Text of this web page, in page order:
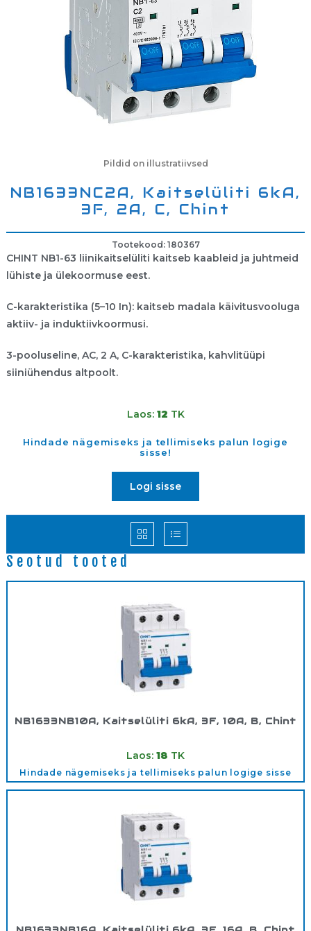
NB1633NC2A, Kaitselüliti 6kA,
3F, 2A, C, Chint
Tootekood: 180367
CHINT NB1-63 liinikaitselüliti kaitseb kaableid ja juhtmeid
lühiste ja ülekoormuse eest.
C-karakteristika (5–10 In): kaitseb madala käivitusvooluga
aktiiv- ja induktiivkoormusi.
3-pooluseline, AC, 2 A, C-karakteristika, kahvlitüüpi
siiniühendus altpoolt.
Laos: 12 TK
Hindade nägemiseks ja tellimiseks palun logige
sisse!
Logi sisse
Pildid on illustratiivsed
Seotud tooted
NB1633NB10A, Kaitselüliti 6kA, 3F, 10A, B, Chint
Laos: 18 TK
Hindade nägemiseks ja tellimiseks palun logige sisse